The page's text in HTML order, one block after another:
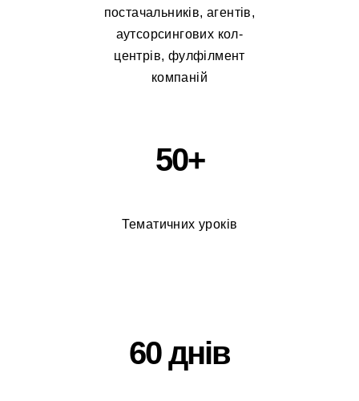
постачальників, агентів,
аутсорсингових кол-
центрів, фулфілмент
компаній
50+
Тематичних уроків
60 днів